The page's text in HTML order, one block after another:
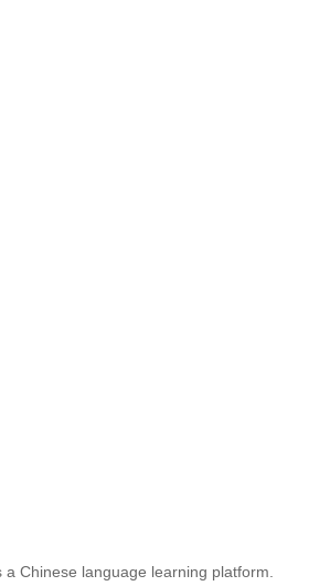
a Chinese language learning platform.